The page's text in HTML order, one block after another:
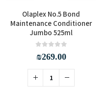
Olaplex No.5 Bond
Maintenance Conditioner
Jumbo 525ml
₪269.00